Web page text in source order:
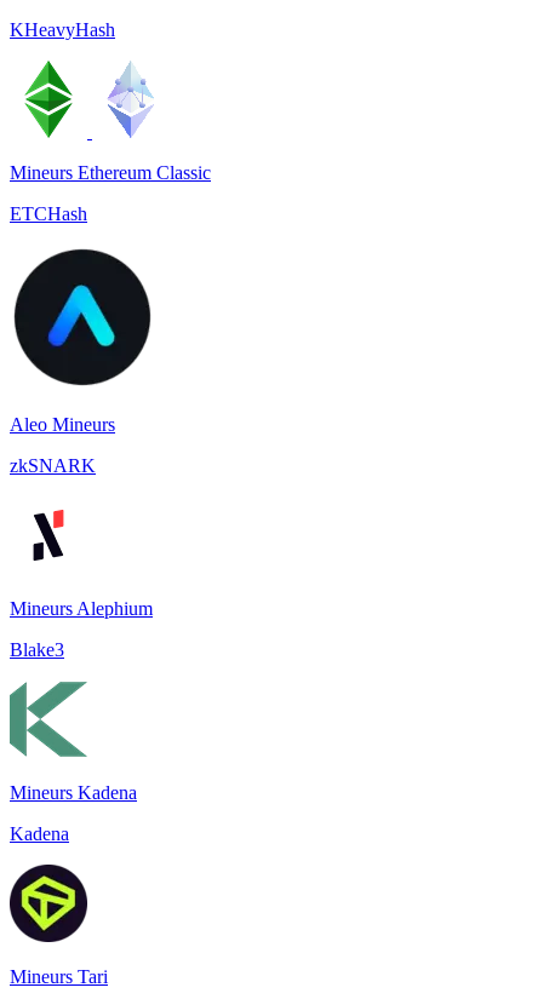
KHeavyHash
Mineurs Ethereum Classic
ETCHash
Aleo Mineurs
zkSNARK
Mineurs Alephium
Blake3
Mineurs Kadena
Kadena
Mineurs Tari